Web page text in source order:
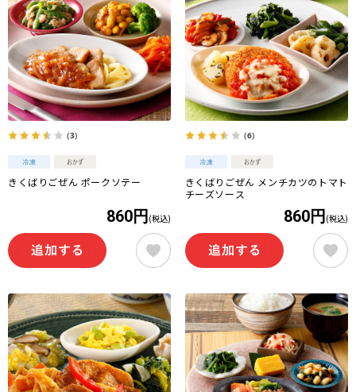
（3）
きくばりごぜん ポークソテー
860円 (税込)
（6）
きくばりごぜん メンチカツのトマト
チーズソース
860円 (税込)